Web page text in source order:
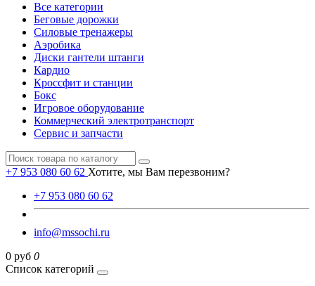
Все категории
Беговые дорожки
Силовые тренажеры
Аэробика
Диски гантели штанги
Кардио
Кроссфит и станции
Бокс
Игровое оборудование
Коммерческий электротранспорт
Сервис и запчасти
+7 953 080 60 62 Хотите, мы Вам перезвоним?
+7 953 080 60 62
info@mssochi.ru
0 руб 0
Список категорий